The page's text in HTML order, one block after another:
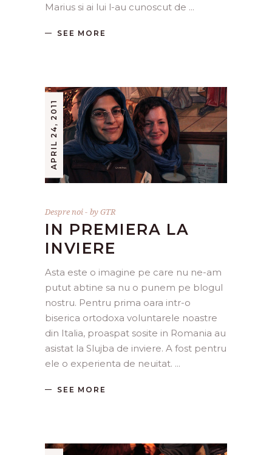
Marius si ai lui l-au cunoscut de
SEE MORE
APRIL 24, 2011
Despre noi byGTR
IN PREMIERA LA
INVIERE
Asta este o imagine pe care nu ne-am
putut abtine sa nu o punem pe blogul
nostru. Pentru prima oara intr-o
biserica ortodoxa voluntarele noastre
din Italia, proaspat sosite in Romania au
asistat la Slujba de inviere. A fost pentru
ele o experienta de neuitat.
SEE MORE